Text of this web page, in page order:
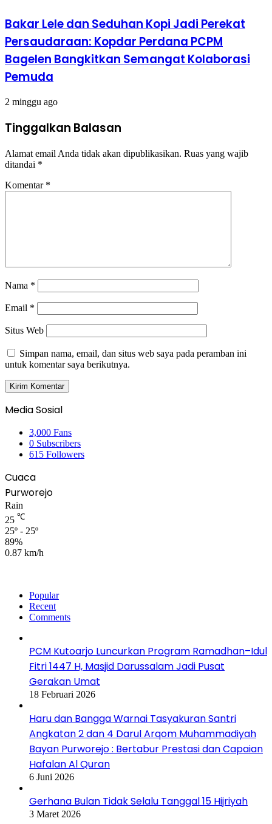
Bakar Lele dan Seduhan Kopi Jadi Perekat
Persaudaraan: Kopdar Perdana PCPM
Bagelen Bangkitkan Semangat Kolaborasi
Pemuda
2 minggu ago
Tinggalkan Balasan
Alamat email Anda tidak akan dipublikasikan. Ruas yang wajib
ditandai *
Komentar *
Nama *
Email *
Situs Web
Simpan nama, email, dan situs web saya pada peramban ini
untuk komentar saya berikutnya.
Media Sosial
3,000 Fans
0 Subscribers
615 Followers
Cuaca
Purworejo
Rain
25 ℃
25º - 25º
89%
0.87 km/h
Popular
Recent
Comments
PCM Kutoarjo Luncurkan Program Ramadhan–Idul
Fitri 1447 H, Masjid Darussalam Jadi Pusat
Gerakan Umat
18 Februari 2026
Haru dan Bangga Warnai Tasyakuran Santri
Angkatan 2 dan 4 Darul Arqom Muhammadiyah
Bayan Purworejo : Bertabur Prestasi dan Capaian
Hafalan Al Quran
6 Juni 2026
Gerhana Bulan Tidak Selalu Tanggal 15 Hijriyah
3 Maret 2026